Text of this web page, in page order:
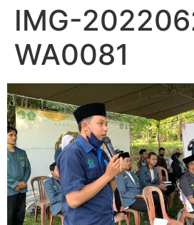
IMG-
WA0081